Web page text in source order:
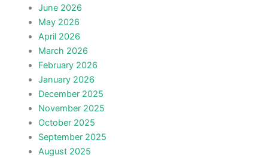
June 2026
May 2026
April 2026
March 2026
February 2026
January 2026
December 2025
November 2025
October 2025
September 2025
August 2025